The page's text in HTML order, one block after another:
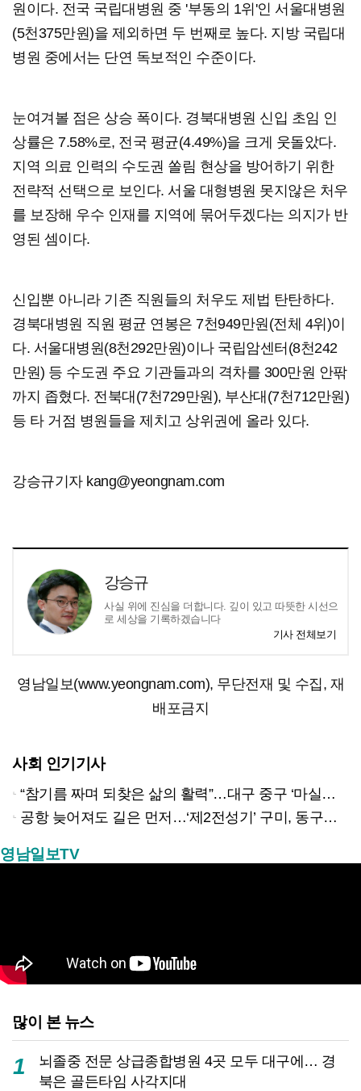
원이다. 전국 국립대병원 중 '부동의 1위'인 서울대병원
(5천375만원)을 제외하면 두 번째로 높다. 지방 국립대
병원 중에서는 단연 독보적인 수준이다.
눈여겨볼 점은 상승 폭이다. 경북대병원 신입 초임 인
상률은 7.58%로, 전국 평균(4.49%)을 크게 웃돌았다.
지역 의료 인력의 수도권 쏠림 현상을 방어하기 위한
전략적 선택으로 보인다. 서울 대형병원 못지않은 처우
를 보장해 우수 인재를 지역에 묶어두겠다는 의지가 반
영된 셈이다.
신입뿐 아니라 기존 직원들의 처우도 제법 탄탄하다.
경북대병원 직원 평균 연봉은 7천949만원(전체 4위)이
다. 서울대병원(8천292만원)이나 국립암센터(8천242
만원) 등 수도권 주요 기관들과의 격차를 300만원 안팎
까지 좁혔다. 전북대(7천729만원), 부산대(7천712만원)
등 타 거점 병원들을 제치고 상위권에 올라 있다.
강승규기자 kang@yeongnam.com
강승규
사실 위에 진심을 더합니다. 깊이 있고 따뜻한 시선으
로 세상을 기록하겠습니다
기사 전체보기
영남일보(www.yeongnam.com), 무단전재 및 수집, 재
배포금지
사회 인기기사
“참기름 짜며 되찾은 삶의 활력”…대구 중구 ‘마실방앗간’ 어르신들의 인생 2막
공항 늦어져도 길은 먼저…‘제2전성기’ 구미, 동구미역 더 절실
영남일보TV
많이 본 뉴스
1
뇌졸중 전문 상급종합병원 4곳 모두 대구에… 경
북은 골든타임 사각지대